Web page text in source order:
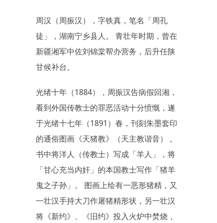
周汉（周振汉），字铁真，笔名「周孔
徒」，湖南宁乡县人。 青壮年时期，曾在
新疆湘军中佐刘锦棠帮办营务，后升任陕
甘候补台。
光绪十年（1884），周振汉告病假回湘，
看到外国传教士的罪恶活动十分愤慨，遂
于光绪十七年（1891）春，刊刻朱墨套印
的通俗图画《天猪教》（天主教谐音） 。
书中将洋人（传教士）写成「羊人」，将
「甘心充当内奸」的本国教士写作「猪羊
鬼之子孙」。 图画上绘有一恶形猪精，又
一壮汉手持大刀作屠猪精形状，另一壮汉
将《新约》、《旧约》投入火炉中焚烧，